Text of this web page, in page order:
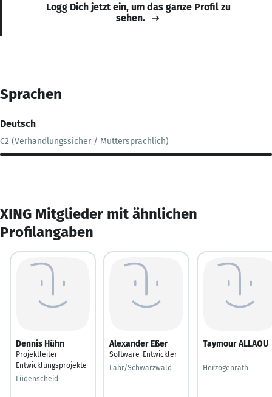
Logg Dich jetzt ein, um das ganze Profil zu
sehen.
Sprachen
Deutsch
C2 (Verhandlungssicher / Muttersprachlich)
XING Mitglieder mit ähnlichen
Profilangaben
Dennis Hühn
Projektleiter
Entwicklungsprojekte
Lüdenscheid
Alexander Eßer
Software-Entwickler
Lahr/Schwarzwald
Taymour ALLAOU
---
Herzogenrath